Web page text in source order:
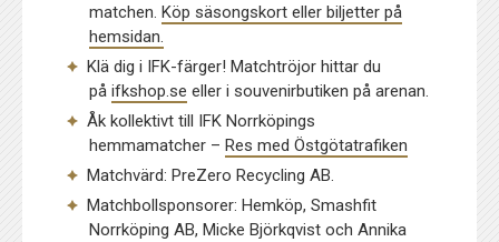
matchen.Köp säsongskort eller biljetter på
hemsidan.
Klä dig i IFK-färger! Matchtröjor hittar du
påifkshop.se eller i souvenirbutiken på arenan.
Åk kollektivt till IFK Norrköpings
hemmamatcher –Res med Östgötatrafiken
Matchvärd: PreZero Recycling AB.
Matchbollsponsorer: Hemköp, Smashfit
Norrköping AB, Micke Björkqvist och Annika